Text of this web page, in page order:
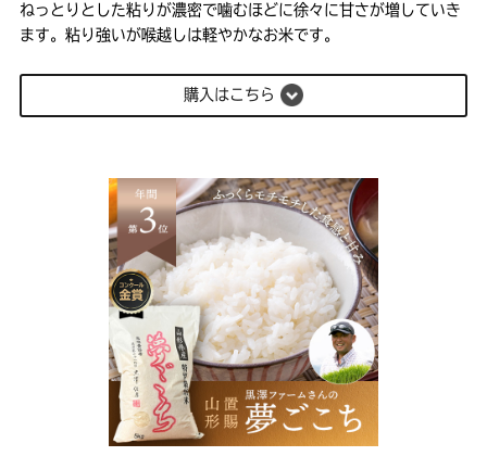
ねっとりとした粘りが濃密で噛むほどに徐々に甘さが増していき
ます。粘り強いが喉越しは軽やかなお米です。
購入はこちら